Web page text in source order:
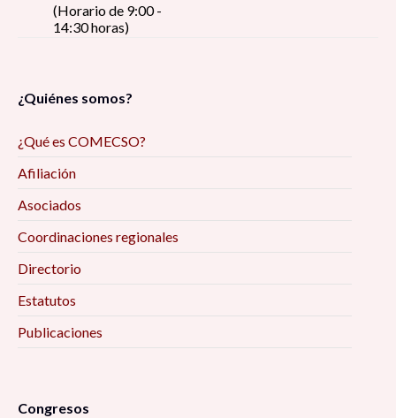
(Horario de 9:00 -
14:30 horas)
¿Quiénes somos?
¿Qué es COMECSO?
Afiliación
Asociados
Coordinaciones regionales
Directorio
Estatutos
Publicaciones
Congresos